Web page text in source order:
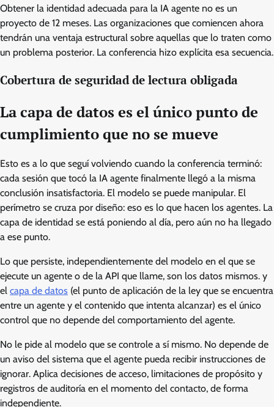
Obtener la identidad adecuada para la IA agente no es un
proyecto de 12 meses. Las organizaciones que comiencen ahora
tendrán una ventaja estructural sobre aquellas que lo traten como
un problema posterior. La conferencia hizo explícita esa secuencia.
Cobertura de seguridad de lectura obligada
La capa de datos es el único punto de
cumplimiento que no se mueve
Esto es a lo que seguí volviendo cuando la conferencia terminó:
cada sesión que tocó la IA agente finalmente llegó a la misma
conclusión insatisfactoria. El modelo se puede manipular. El
perímetro se cruza por diseño: eso es lo que hacen los agentes. La
capa de identidad se está poniendo al día, pero aún no ha llegado
a ese punto.
Lo que persiste, independientemente del modelo en el que se
ejecute un agente o de la API que llame, son los datos mismos. y
el capa de datos (el punto de aplicación de la ley que se encuentra
entre un agente y el contenido que intenta alcanzar) es el único
control que no depende del comportamiento del agente.
No le pide al modelo que se controle a sí mismo. No depende de
un aviso del sistema que el agente pueda recibir instrucciones de
ignorar. Aplica decisiones de acceso, limitaciones de propósito y
registros de auditoría en el momento del contacto, de forma
independiente.